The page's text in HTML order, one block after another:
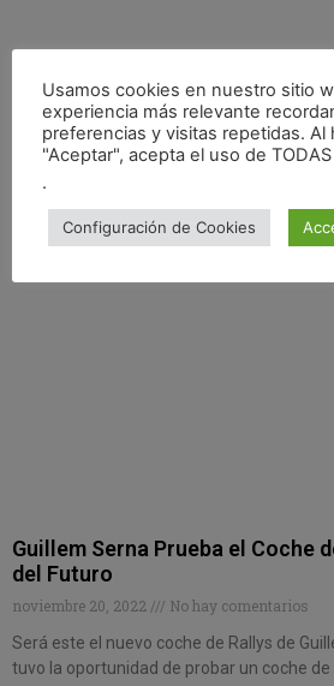
Guillem Serna Prueba el Coche
del Futuro
noviembre 20, 2022
No hay comentarios
Será este el nuevo coche de Rallys de
tuvo la oportunidad de probar un coche
Usamos cookies en nuestro sitio
experiencia más relevante
preferencias y visitas repetidas. Al
"Aceptar", acepta el uso de
.
Configuración de Cookies